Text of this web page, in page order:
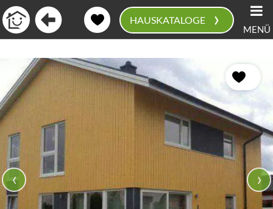
HAUSKATALOGE › MENÜ
‹ ›